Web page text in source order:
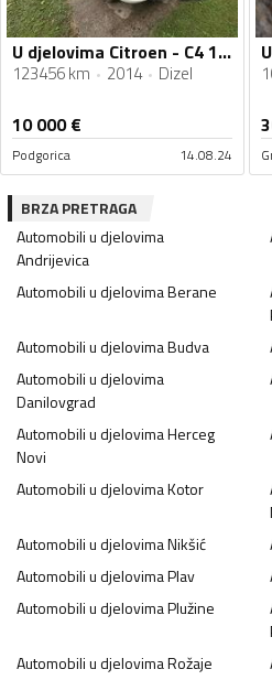
U djelovima Citroen - C4 1.6hdi
123456 km 2014 Dizel
10 000€
Podgorica 14.08.24
BRZA PRETRAGA
Automobili u djelovima
Andrijevica
Automobili u djelovimaBerane
Automobili u djelovimaBudva
Automobili u djelovima
Danilovgrad
Automobili u djelovimaHerceg
Novi
Automobili u djelovimaKotor
Automobili u djelovimaNikšić
Automobili u djelovimaPlav
Automobili u djelovimaPlužine
Automobili u djelovimaRožaje